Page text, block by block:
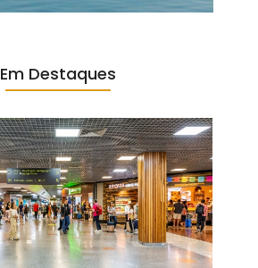
Em Destaques